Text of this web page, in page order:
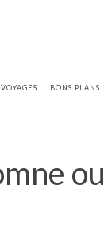
VOYAGES BONS PLANS